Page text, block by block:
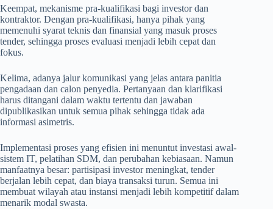
Keempat, mekanisme pra-kualifikasi bagi investor dan
kontraktor. Dengan pra-kualifikasi, hanya pihak yang
memenuhi syarat teknis dan finansial yang masuk proses
tender, sehingga proses evaluasi menjadi lebih cepat dan
fokus.
Kelima, adanya jalur komunikasi yang jelas antara panitia
pengadaan dan calon penyedia. Pertanyaan dan klarifikasi
harus ditangani dalam waktu tertentu dan jawaban
dipublikasikan untuk semua pihak sehingga tidak ada
informasi asimetris.
Implementasi proses yang efisien ini menuntut investasi awal-
sistem IT, pelatihan SDM, dan perubahan kebiasaan. Namun
manfaatnya besar: partisipasi investor meningkat, tender
berjalan lebih cepat, dan biaya transaksi turun. Semua ini
membuat wilayah atau instansi menjadi lebih kompetitif dalam
menarik modal swasta.